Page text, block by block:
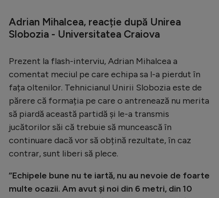
Clasamente
Tenis
Handbal
Natație
Formula 1
Adrian Mihalcea, reacție după Unirea
Slobozia - Universitatea Craiova
Prezent la flash-interviu, Adrian Mihalcea a
comentat meciul pe care echipa sa l-a pierdut în
fața oltenilor. Tehnicianul Unirii Slobozia este de
părere că formația pe care o antrenează nu merita
să piardă această partidă și le-a transmis
jucătorilor săi că trebuie să muncească în
continuare dacă vor să obțină rezultate, în caz
contrar, sunt liberi să plece.
”Echipele bune nu te iartă, nu au nevoie de foarte
multe ocazii. Am avut și noi din 6 metri, din 10